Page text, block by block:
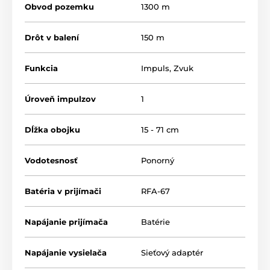
Nastavenie zón
U ohradníku PetSafe nastavujete zónu pre
sa pohybuje v rozmedzí od 30 cm do 4 m, v závislosti
Obvod pozemku 1300 m
Drôt v balení 150 m
Funkcia Impuls, Zvuk
Úroveň impulzov 1
Dĺžka obojku 15 - 71 cm
Vodotesnosť Ponorný
Batéria v prijímači RFA-67
Napájanie prijímača Batérie
Napájanie vysielača Sieťový adaptér